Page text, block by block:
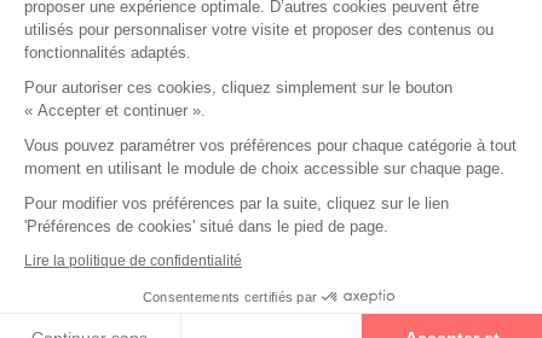
Contacts
2026 © Opticiens Par Conviction. Tous droits
proposer une expérience optimale. D’autres cookies peuvent être
utilisés pour personnaliser votre visite et proposer des contenus ou
fonctionnalités adaptés.
Pour autoriser ces cookies, cliquez simplement sur le bouton
« Accepter et continuer ».
Vous pouvez paramétrer vos préférences pour chaque catégorie à tout
moment en utilisant le module de choix accessible sur chaque page.
Pour modifier vos préférences par la suite, cliquez sur le lien
'Préférences de cookies' situé dans le pied de page.
Lire la politique de confidentialité
Consentements certifiés par